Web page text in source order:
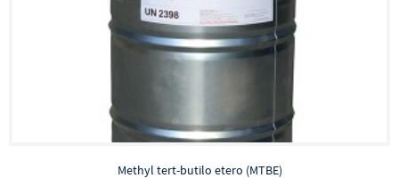
Methyl tert-butilo etero (MTBE)